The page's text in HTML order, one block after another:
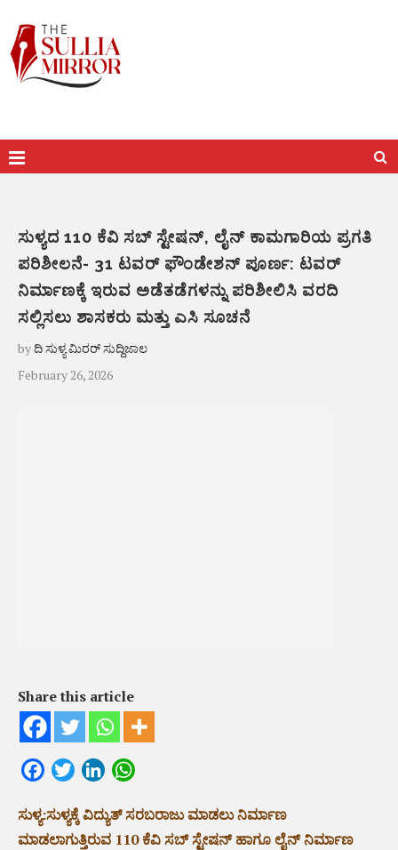
ಸುಳ್ಯದ 110 ಕೆವಿ ಸಬ್ ಸ್ಟೇಷನ್, ಲೈನ್ ಕಾಮಗಾರಿಯ ಪ್ರಗತಿ
ಪರಿಶೀಲನೆ- 31 ಟವರ್ ಫೌಂಡೇಶನ್ ಪೂರ್ಣ: ಟವರ್
ನಿರ್ಮಾಣಕ್ಕೆ ಇರುವ ಅಡೆತಡೆಗಳನ್ನು ಪರಿಶೀಲಿಸಿ ವರದಿ
ಸಲ್ಲಿಸಲು ಶಾಸಕರು ಮತ್ತು ಎಸಿ ಸೂಚನೆ
byದಿ ಸುಳ್ಯ ಮಿರರ್ ಸುದ್ದಿಜಾಲ
February 26, 2026
Share this article
FacebookTwitterLinkedIn
ಸುಳ್ಯ:ಸುಳ್ಯಕ್ಕೆ ವಿದ್ಯುತ್ ಸರಬರಾಜು ಮಾಡಲು ನಿರ್ಮಾಣ
ಮಾಡಲಾಗುತ್ತಿರುವ 110 ಕೆವಿ ಸಬ್ ಸ್ಟೇಷನ್ ಹಾಗೂ ಲೈನ್ ನಿರ್ಮಾಣ